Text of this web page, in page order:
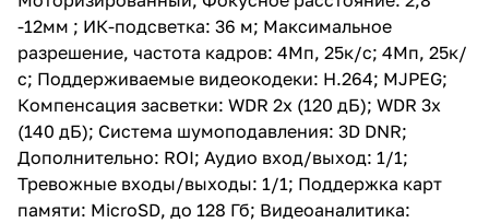
MicroSD, до 128 Гб;
Видеоаналитика: Детектор
движения; Электропитание:
PoE 802.3af / DC 12 В, до 12,9
Вт; Класс защиты: IP66;
-55°С...50°С; Тип корпуса:
Цилиндрическая
-12мм ; ИК-подсветка: 36 м; Максимальное
разрешение, частота кадров: 4Мп, 25к/с; 4Мп, 25к/
с; Поддерживаемые видеокодеки: H.264; MJPEG;
Компенсация засветки: WDR 2x (120 дБ); WDR 3x
(140 дБ); Система шумоподавления: 3D DNR;
Дополнительно: ROI; Аудио вход/выход: 1/1;
Тревожные входы/выходы: 1/1; Поддержка карт
памяти: MicroSD, до 128 Гб; Видеоаналитика: